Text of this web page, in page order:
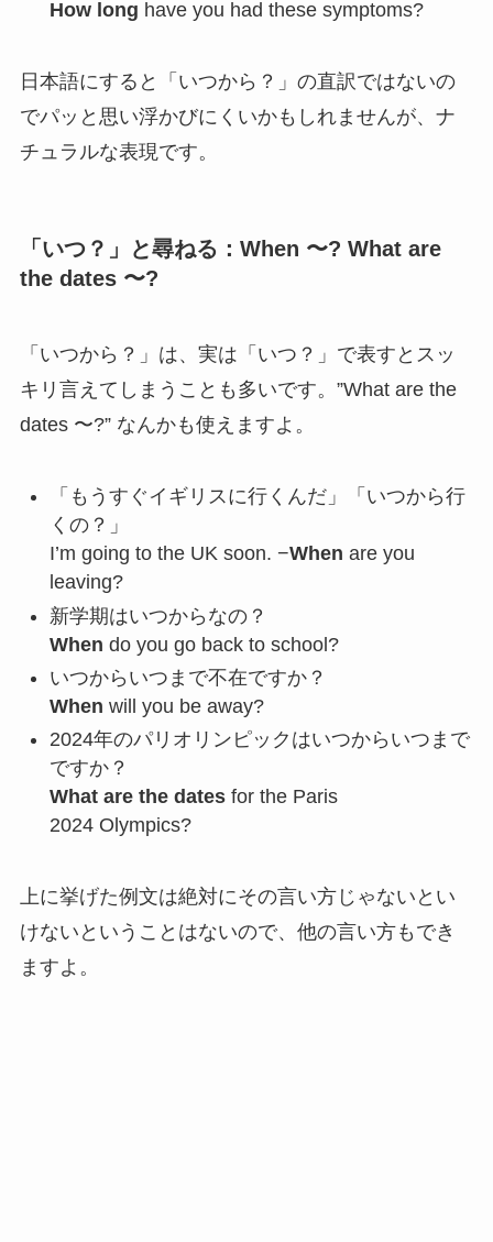
How long have you had these symptoms?
日本語にすると「いつから？」の直訳ではないの
でパッと思い浮かびにくいかもしれませんが、ナ
チュラルな表現です。
「いつ？」と尋ねる：When 〜? What are
the dates 〜?
「いつから？」は、実は「いつ？」で表すとスッ
キリ言えてしまうことも多いです。”What are the
dates 〜?” なんかも使えますよ。
「もうすぐイギリスに行くんだ」「いつから行
くの？」
I’m going to the UK soon. −When are you
leaving?
新学期はいつからなの？
When do you go back to school?
いつからいつまで不在ですか？
When will you be away?
2024年のパリオリンピックはいつからいつまで
ですか？
What are the datesfor the Paris
2024 Olympics?
上に挙げた例文は絶対にその言い方じゃないとい
けないということはないので、他の言い方もでき
ますよ。